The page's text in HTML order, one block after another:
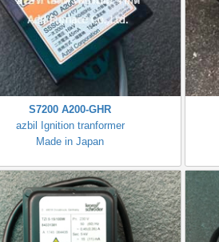
S7200 A200-GHR
azbil Ignition tranformer
Made in Japan